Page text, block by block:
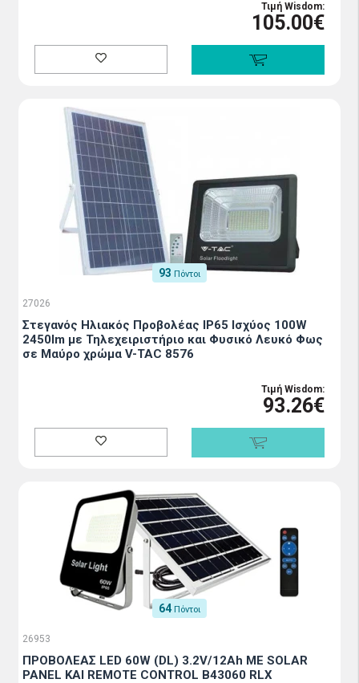
Τιμή Wisdom:
105.00€
93 Πόντοι
27026
Στεγανός Ηλιακός Προβολέας IP65 Ισχύος 100W
2450lm με Τηλεχειριστήριο και Φυσικό Λευκό Φως
σε Μαύρο χρώμα V-TAC 8576
Τιμή Wisdom:
93.26€
64 Πόντοι
26953
ΠΡΟΒΟΛΕΑΣ LED 60W (DL) 3.2V/12Ah ΜΕ SOLAR
PANEL ΚΑΙ REMOTE CONTROL B43060 RLX